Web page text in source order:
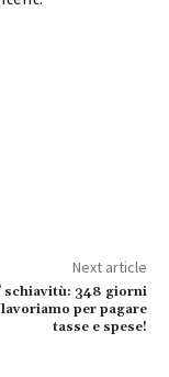
Next article
schiavitù: 348 giorni
lavoriamo per pagare
tasse e spese!